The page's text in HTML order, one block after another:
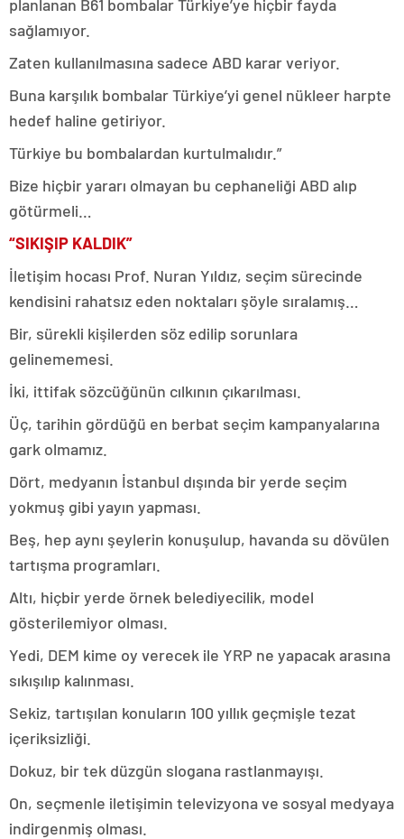
planlanan B61 bombalar Türkiye’ye hiçbir fayda
sağlamıyor.
Zaten kullanılmasına sadece ABD karar veriyor.
Buna karşılık bombalar Türkiye’yi genel nükleer harpte
hedef haline getiriyor.
Türkiye bu bombalardan kurtulmalıdır.”
Bize hiçbir yararı olmayan bu cephaneliği ABD alıp
götürmeli…
“SIKIŞIP KALDIK”
İletişim hocası Prof. Nuran Yıldız, seçim sürecinde
kendisini rahatsız eden noktaları şöyle sıralamış…
Bir, sürekli kişilerden söz edilip sorunlara
gelinememesi.
İki, ittifak sözcüğünün cılkının çıkarılması.
Üç, tarihin gördüğü en berbat seçim kampanyalarına
gark olmamız.
Dört, medyanın İstanbul dışında bir yerde seçim
yokmuş gibi yayın yapması.
Beş, hep aynı şeylerin konuşulup, havanda su dövülen
tartışma programları.
Altı, hiçbir yerde örnek belediyecilik, model
gösterilemiyor olması.
Yedi, DEM kime oy verecek ile YRP ne yapacak arasına
sıkışılıp kalınması.
Sekiz, tartışılan konuların 100 yıllık geçmişle tezat
içeriksizliği.
Dokuz, bir tek düzgün slogana rastlanmayışı.
On, seçmenle iletişimin televizyona ve sosyal medyaya
indirgenmiş olması.